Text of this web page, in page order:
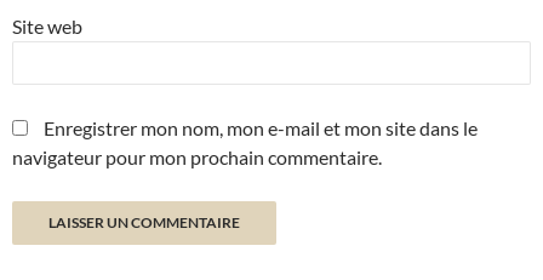
Site web
Enregistrer mon nom, mon e-mail et mon site dans le
navigateur pour mon prochain commentaire.